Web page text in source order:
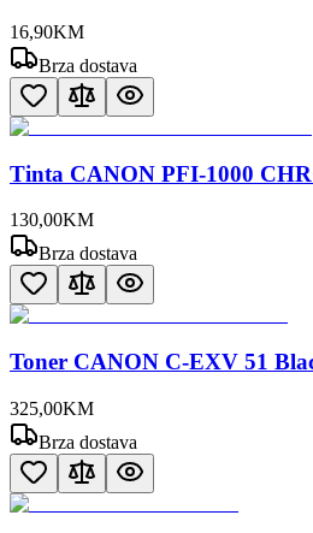
16,90KM
Brza dostava
Tinta CANON PFI-1000
130,00KM
Brza dostava
Toner CANON C-EXV 51
325,00KM
Brza dostava